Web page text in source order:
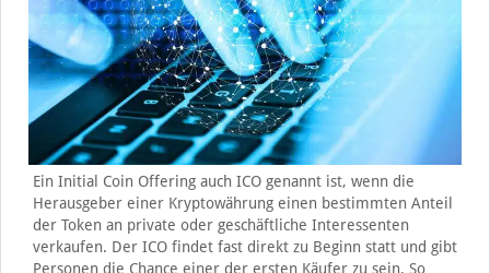
Ein Initial Coin Offering auch ICO genannt ist, wenn die
Herausgeber einer Kryptowährung einen bestimmten Anteil
der Token an private oder geschäftliche Interessenten
verkaufen. Der ICO findet fast direkt zu Beginn statt und gibt
Personen die Chance einer der ersten Käufer zu sein. So